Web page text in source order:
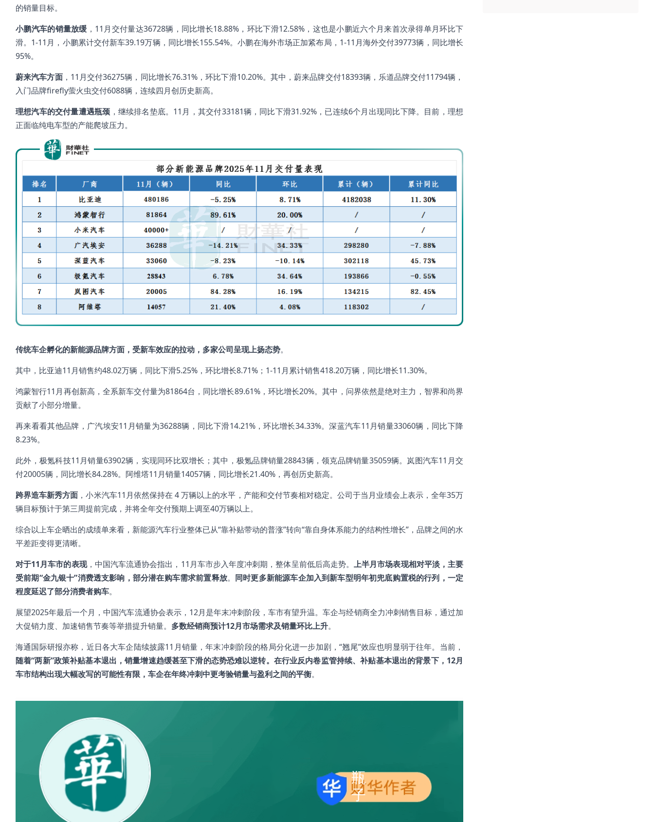
的销量目标。
小鹏汽车的销量放缓 ，11月交付量达36728辆，同比增长18.88%，环比下滑12.58%，这也是小鹏近六个月来首次录得单月环比下
滑。1-11月，小鹏累计交付新车39.19万辆，同比增长155.54%。小鹏在海外市场正加紧布局，1-11月海外交付39773辆，同比增长
95%。
蔚来汽车方面，11月交付36275辆，同比增长76.31%，环比下滑10.20%。其中，蔚来品牌交付18393辆，乐道品牌交付11794辆，
入门品牌firefly萤火虫交付6088辆，连续四月创历史新高。
理想汽车的交付量遭遇瓶颈 ，继续排名垫底。11月，其交付33181辆，同比下滑31.92%，已连续6个月出现同比下降。目前，理想
正面临纯电车型的产能爬坡压力。
传统车企孵化的新能源品牌方面，受新车效应的拉动，多家公司呈现上扬态势。
其中，比亚迪11月销售约48.02万辆，同比下滑5.25%，环比增长8.71%；1-11月累计销售418.20万辆，同比增长11.30%。
鸿蒙智行11月再创新高，全系新车交付量为81864台，同比增长89.61%，环比增长20%。其中，问界依然是绝对主力，智界和尚界
贡献了小部分增量。
再来看看其他品牌，广汽埃安11月销量为36288辆，同比下滑14.21%，环比增长34.33%。深蓝汽车11月销量33060辆，同比下降
8.23%。
此外，极氪科技11月销量63902辆，实现同环比双增长；其中，极氪品牌销量28843辆，领克品牌销量35059辆。岚图汽车11月交
付20005辆，同比增长84.28%。阿维塔11月销量14057辆，同比增长21.40%，再创历史新高。
跨界造车新秀方面 ，小米汽车11月依然保持在 4 万辆以上的水平，产能和交付节奏相对稳定。公司于当月业绩会上表示，全年35万
辆目标预计于第三周提前完成，并将全年交付预期上调至40万辆以上。
综合以上车企晒出的成绩单来看，新能源汽车行业整体已从“靠补贴带动的普涨”转向“靠自身体系能力的结构性增长”，品牌之间的水
平差距变得更清晰。
对于11月车市的表现，中国汽车流通协会指出，11月车市步入年度冲刺期，整体呈前低后高走势。上半月市场表现相对平淡，主要
受前期“金九银十”消费透支影响，部分潜在购车需求前置释放。 同时更多新能源车企加入到新车型明年初兜底购置税的行列，一定
程度延迟了部分消费者购车。
展望2025年最后一个月，中国汽车流通协会表示，12月是年末冲刺阶段，车市有望升温。车企与经销商全力冲刺销售目标，通过加
大促销力度、加速销售节奏等举措提升销量。 多数经销商预计12月市场需求及销量环比上升。
海通国际研报亦称，近日各大车企陆续披露11月销量，年末冲刺阶段的格局分化进一步加剧，“翘尾”效应也明显弱于往年。当前，
随着“两新”政策补贴基本退出，销量增速趋缓甚至下滑的态势恐难以逆转。在行业反内卷监管持续、补贴基本退出的背景下，12月
车市结构出现大幅改写的可能性有限，车企在年终冲刺中更考验销量与盈利之间的平衡。
#销量
瓶
子